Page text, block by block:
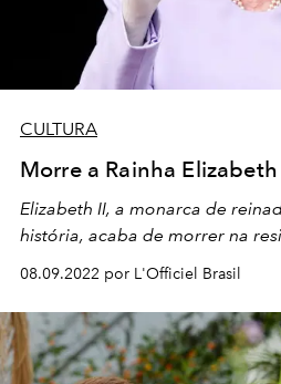
CULTURA
Morre a Rainha
Elizabeth II, a monarca de
história, acaba de morrer na
08.09.2022 por L'Officiel Brasil